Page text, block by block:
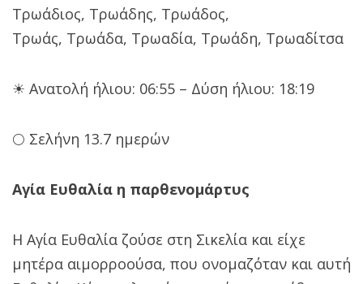
Τρωάδιος, Τρωάδης, Τρωάδος,
Τρωάς, Τρωάδα, Τρωαδία, Τρωάδη, Τρωαδίτσα
☀ Ανατολή ήλιου: 06:55 – Δύση ήλιου: 18:19
🌕 Σελήνη 13.7 ημερών
Αγία Ευθαλία η παρθενομάρτυς
Η Αγία Ευθαλία ζούσε στη Σικελία και είχε
μητέρα αιμορροούσα, που ονομαζόταν και αυτή